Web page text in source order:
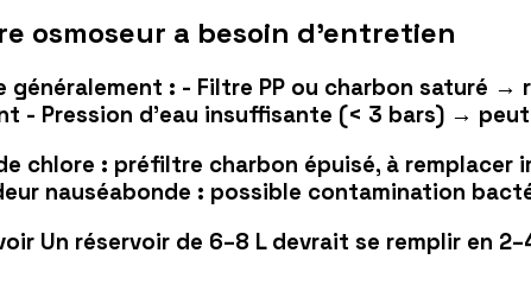
osmoseur a besoin d'entretien
: - Filtre PP ou charbon saturé
- Pression d'eau insuffisante (< 3 bars) →
chlore : préfiltre charbon épuisé, à
nauséabonde : possible contamination
Un réservoir de 6–8 L devrait se remplir en